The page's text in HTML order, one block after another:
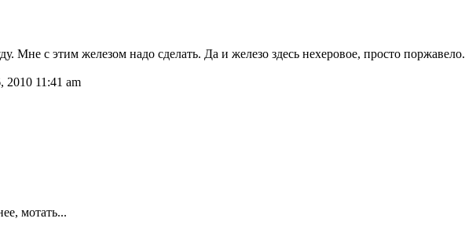
Мне с этим железом надо сделать. Да и железо здесь нехеровое, просто поржавело.
2010 11:41 am
мотать...